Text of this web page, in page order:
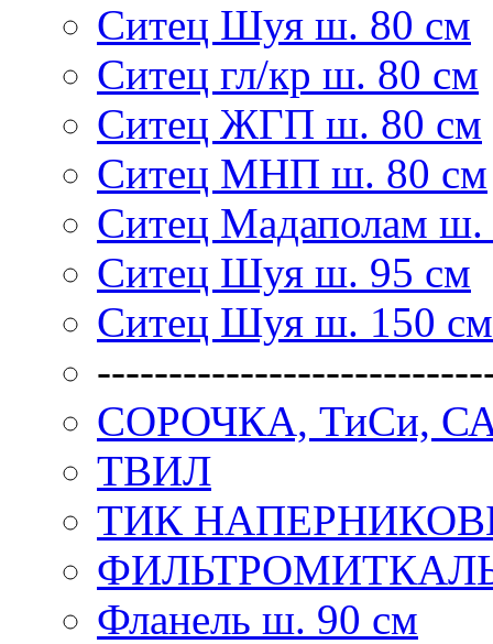
Ситец Шуя ш. 80 см
Ситец гл/кр ш. 80 см
Ситец ЖГП ш. 80 см
Ситец МНП ш. 80 см
Ситец Мадаполам ш.
Ситец Шуя ш. 95 см
Ситец Шуя ш. 150 см
СОРОЧКА, ТиСи,
ТВИЛ
ТИК
Фланель ш. 90 см